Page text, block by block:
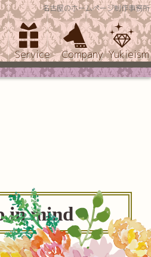
名古屋のホームページ制作事務所
Service Company Yukieism
in mind
ール(自己制御)